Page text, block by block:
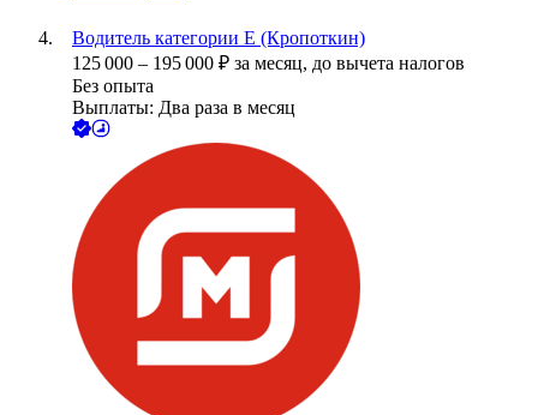
Водитель категории Е (Кропоткин)
125 000 – 195 000 ₽ за месяц, до вычета налогов
Без опыта
Выплаты: Два раза в месяц